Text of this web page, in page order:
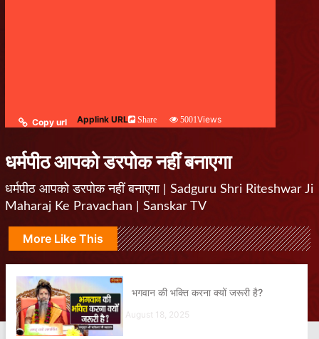
Copy url Applink URL Share 5001 Views
धर्मपीठ आपको डरपोक नहीं बनाएगा
धर्मपीठ आपको डरपोक नहीं बनाएगा | Sadguru Shri Riteshwar Ji
Maharaj Ke Pravachan | Sanskar TV
More Like This
भगवान की भक्ति करना क्यों जरूरी है?
August 18, 2025